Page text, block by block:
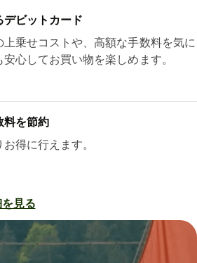
ビットカード
乗せコストや、高額な手数料を気に
心してお買い物を楽しめます。
料を節約
得に行えます。
見る